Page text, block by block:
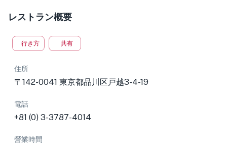
レストラン概要
行き方 共有
住所
〒142-0041 東京都品川区戸越3-4-19
電話
+81 (0) 3-3787-4014
營業時間